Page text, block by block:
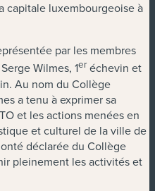
capitale luxembourgeoise à
par les membres
Wilmes, 1eréchevin et
Au nom du Collège
a tenu à exprimer sa
et les actions menées en
et culturel de la ville de
déclarée du Collège
pleinement les activités et